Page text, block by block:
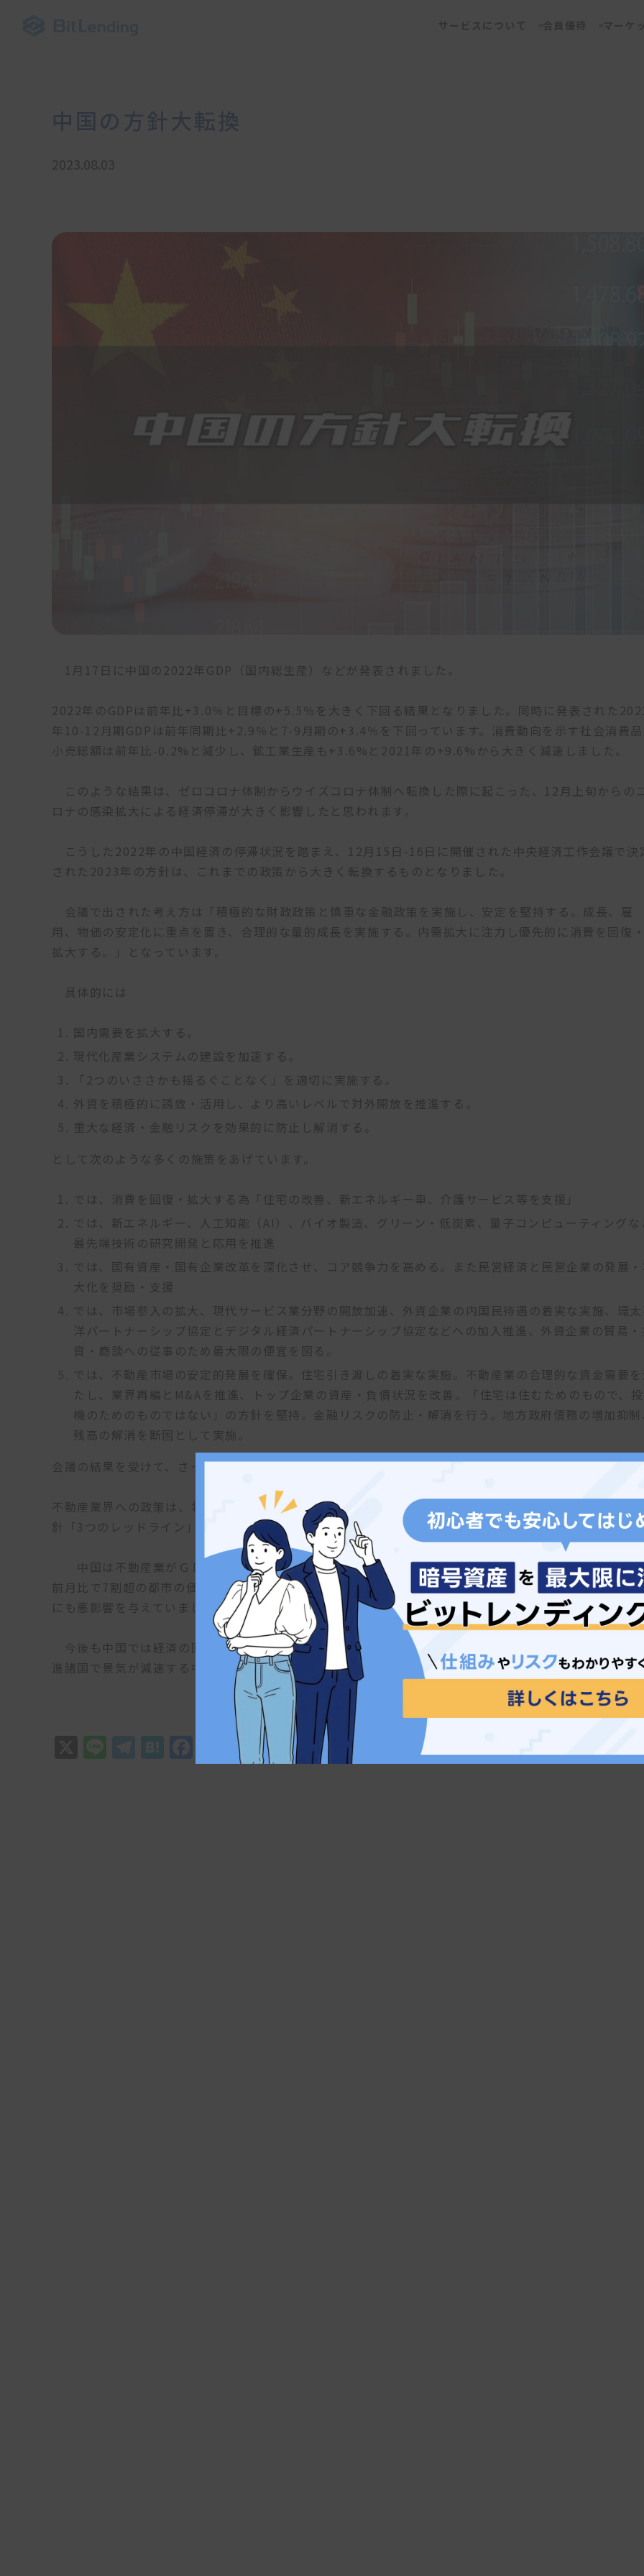
中国の方針大転換
2023.08.03
1月17日に中国の2022年GDP（国内総生産）などが発表されました。
2022年のGDPは前年比+3.0％と目標の+5.5％を大きく下回る結果となりました。同時に発表された
年10-12月期GDPは前年同期比+2.9％と7-9月期の+3.4％を下回っています。消費動向を示す社会消費品
小売総額は前年比-0.2%と減少し、鉱工業生産も+3.6%と2021年の+9.6%から大きく減速しました。
このような結果は、ゼロコロナ体制からウイズコロナ体制へ転換した際に起こった、12月上旬からの
ロナの感染拡大による経済停滞が大きく影響したと思われます。
こうした2022年の中国経済の停滞状況を踏まえ、12月15日-16日に開催された中央経済工作会議で決
された2023年の方針は、これまでの政策から大きく転換するものとなりました。
会議で出された考え方は「積極的な財政政策と慎重な金融政策を実施し、安定を堅持する。成長、雇
用、物価の安定化に重点を置き、合理的な量的成長を実施する。内需拡大に注力し優先的に消費を回復
拡大する。」となっています。
具体的には
国内需要を拡大する。
現代化産業システムの建設を加速する。
「2つのいささかも揺るぐことなく」を適切に実施する。
外資を積極的に誘致・活用し、より高いレベルで対外開放を推進する。
重大な経済・金融リスクを効果的に防止し解消する。
として次のような多くの施策をあげています。
では、消費を回復・拡大する為「住宅の改善、新エネルギー車、介護サービス等を支援」
では、新エネルギー、人工知能（AI）、バイオ製造、グリーン・低炭素、量子コンピューティング
最先端技術の研究開発と応用を推進
では、国有資産・国有企業改革を深化させ、コア競争力を高める。また民営経済と民営企業の発展
大化を奨励・支援
では、市場参入の拡大、現代サービス業分野の開放加速、外資企業の内国民待遇の着実な実施、環
洋パートナーシップ協定とデジタル経済パートナーシップ協定などへの加入推進、外資企業の貿易
資・商談への従事のため最大限の便宜を図る。
では、不動産市場の安定的発展を確保。住宅引き渡しの着実な実施。不動産業の合理的な資金需要
たし、業界再編とM&Aを推進、トップ企業の資産・負債状況を改善。「住宅は住むためのもので、投
機のためのものではない」の方針を堅持。金融リスクの防止・解消を行う。地方政府債務の増加抑
残高の解消を断固として実施。
会議の結果を受けて、さっそく中国政府は不動産業界への政策を転換しました。
不動産業界への政策は、将来の金融危機を防ぐことを目的に2020年夏に策定された不動産企業への財務
針「3つのレッドライン」がありますが、これの緩和を発表しました。
中国は不動産業がＧＤＰの約3割を占めると言われていますが、直近の主要70都市の新築住宅価格は
前月比で7割超の都市の価格が下落しており、中国経済全体への悪影響だけでなく地方財政や金融システ
にも悪影響を与えていました。
今後も中国では経済の回復・成長に向けた具体的な政策が出されると思われます。欧米を中心とする先
進諸国で景気が減速する中、中国経済の再生が注目されます。
X LineTelegram
Hatena
Facebook